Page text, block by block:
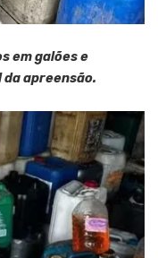
em galões e
apreensão.